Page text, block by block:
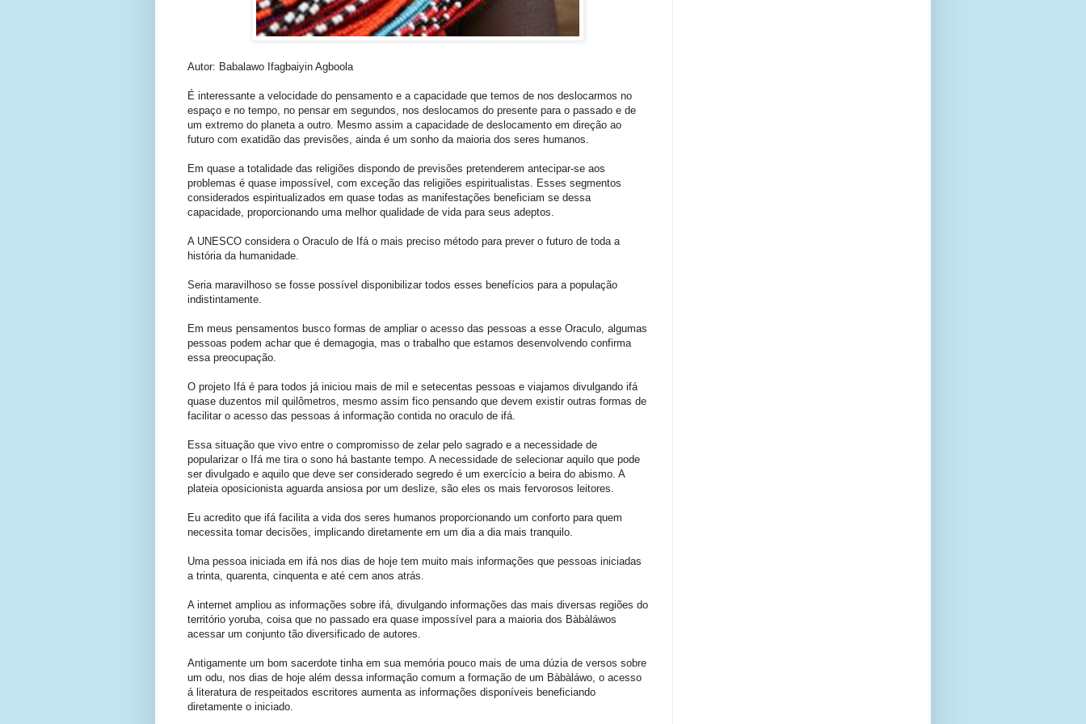
Autor: Babalawo Ifagbaiyin Agboola
É interessante a velocidade do pensamento e a capacidade que temos de nos deslocarmos no
espaço e no tempo, no pensar em segundos, nos deslocamos do presente para o passado e de
um extremo do planeta a outro. Mesmo assim a capacidade de deslocamento em direção ao
futuro com exatidão das previsões, ainda é um sonho da maioria dos seres humanos.
Em quase a totalidade das religiões dispondo de previsões pretenderem antecipar-se aos
problemas é quase impossível, com exceção das religiões espiritualistas. Esses segmentos
considerados espiritualizados em quase todas as manifestações beneficiam se dessa
capacidade, proporcionando uma melhor qualidade de vida para seus adeptos.
A UNESCO considera o Oraculo de Ifá o mais preciso método para prever o futuro de toda a
história da humanidade.
Seria maravilhoso se fosse possível disponibilizar todos esses benefícios para a população
indistintamente.
Em meus pensamentos busco formas de ampliar o acesso das pessoas a esse Oraculo, algumas
pessoas podem achar que é demagogia, mas o trabalho que estamos desenvolvendo confirma
essa preocupação.
O projeto Ifá é para todos já iniciou mais de mil e setecentas pessoas e viajamos divulgando ifá
quase duzentos mil quilômetros, mesmo assim fico pensando que devem existir outras formas de
facilitar o acesso das pessoas á informação contida no oraculo de ifá.
Essa situação que vivo entre o compromisso de zelar pelo sagrado e a necessidade de
popularizar o Ifá me tira o sono há bastante tempo. A necessidade de selecionar aquilo que pode
ser divulgado e aquilo que deve ser considerado segredo é um exercício a beira do abismo. A
plateia oposicionista aguarda ansiosa por um deslize, são eles os mais fervorosos leitores.
Eu acredito que ifá facilita a vida dos seres humanos proporcionando um conforto para quem
necessita tomar decisões, implicando diretamente em um dia a dia mais tranquilo.
Uma pessoa iniciada em ifá nos dias de hoje tem muito mais informações que pessoas iniciadas
a trinta, quarenta, cinquenta e até cem anos atrás.
A internet ampliou as informações sobre ifá, divulgando informações das mais diversas regiões do
território yoruba, coisa que no passado era quase impossível para a maioria dos Bàbàláwos
acessar um conjunto tão diversificado de autores.
Antigamente um bom sacerdote tinha em sua memória pouco mais de uma dúzia de versos sobre
um odu, nos dias de hoje além dessa informação comum a formação de um Bàbàláwo, o acesso
á literatura de respeitados escritores aumenta as informações disponíveis beneficiando
diretamente o iniciado.